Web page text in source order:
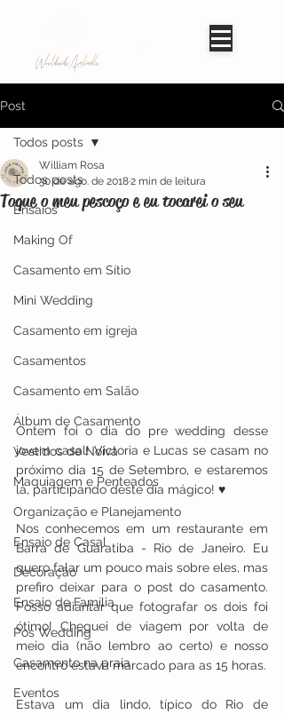
Worldwide Avaliable
Post
Todos posts
Ensaios
Making Of
Casamento em Sítio
Mini Wedding
Casamento em igreja
Casamentos
Casamento em Salão
Álbum de Casamento
Vestidos de Noiva
Maquiagem e Penteados
Organização e Planejamento
Ensaio de Casal
Decoração
Ensaio de Família
Pos Wedding
Casamento na praia
Eventos
Todos posts
Toque o meu pescoço e eu tocarei o seu
William Rosa
30 de ago. de 20182 min de leitura
Ontem foi o dia do pre wedding desse
jovem casal! Victoria e Lucas se casam no
próximo dia 15 de Setembro, e estaremos
lá, participando deste dia mágico! ♥
​Nos conhecemos em um restaurante em
Barra de Guaratiba - Rio de Janeiro. Eu
quero falar um pouco mais sobre eles, mas
prefiro deixar para o post do casamento.
Posso adiantar que fotografar os dois foi
ótimo! Cheguei de viagem por volta de
meio dia (não lembro ao certo) e nosso
Estava um dia lindo, típico do Rio de